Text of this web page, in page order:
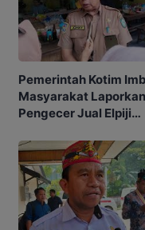
Pemerintah Kotim
Masyarakat Laporkan
Pengecer Jual Elpiji